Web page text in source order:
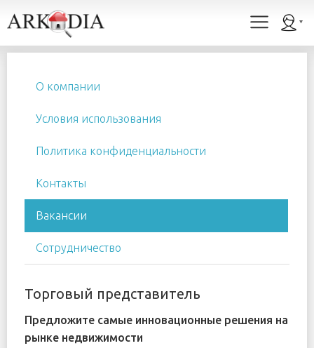
О компании
Условия использования
Политика конфиденциальности
Контакты
Вакансии
Сотрудничество
Торговый представитель
Предложите самые инновационные решения на
рынке недвижимости